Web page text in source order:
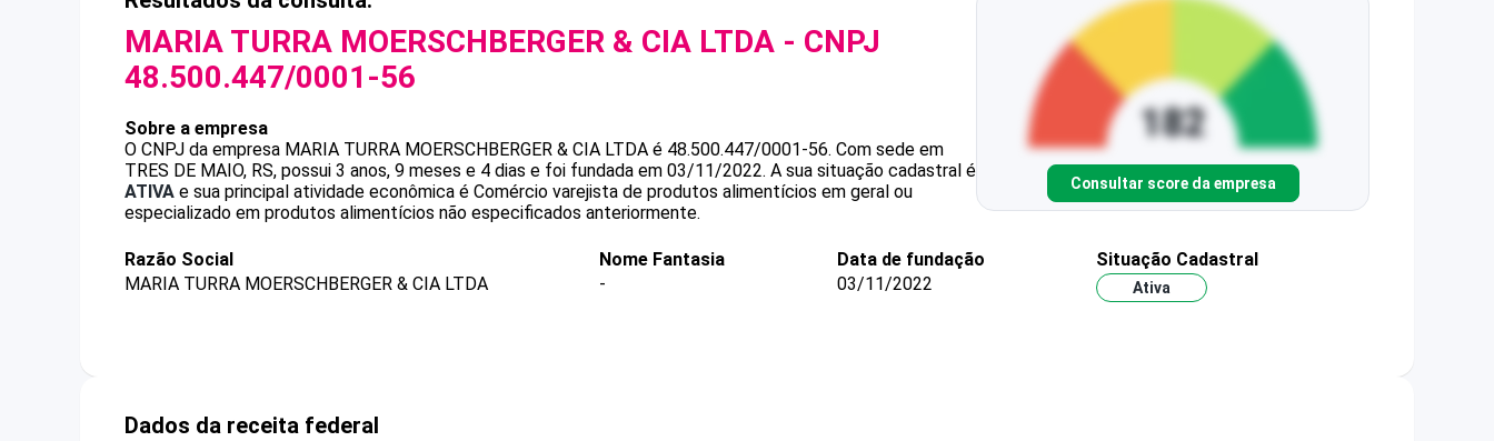
MARIA TURRA MOERSCHBERGER & CIA LTDA - CNPJ
48.500.447/0001-56
Sobre a empresa
O CNPJ da empresa MARIA TURRA MOERSCHBERGER & CIA LTDA é 48.500.447/0001-56. Com sede em
TRES DE MAIO, RS, possui 3 anos, 9 meses e 4 dias e foi fundada em 03/11/2022. A sua situação cadastral é
ATIVA e sua principal atividade econômica é Comércio varejista de produtos alimentícios em geral ou
especializado em produtos alimentícios não especificados anteriormente.
Consultar score da empresa
Razão Social
MARIA TURRA MOERSCHBERGER & CIA LTDA
Nome Fantasia
-
Data de fundação
03/11/2022
Situação Cadastral
Ativa
Dados da receita federal